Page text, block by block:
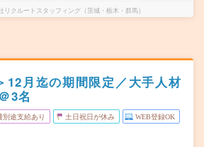
リクルートスタッフィング（茨城・栃木・群馬）
12月迄の期間限定／大手人材
3名
別途支給あり 土日祝日が休み WEB登録OK